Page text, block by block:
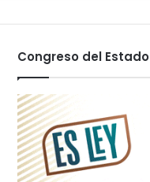
Congreso del Estado